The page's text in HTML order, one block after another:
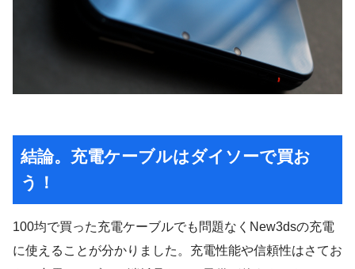
結論。充電ケーブルはダイソーで買お
う！
100均で買った充電ケーブルでも問題なくNew3dsの充電
に使えることが分かりました。充電性能や信頼性はさてお